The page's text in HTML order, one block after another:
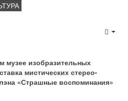
музее изобразительных
мистических стерео-
«Страшные воспоминания»